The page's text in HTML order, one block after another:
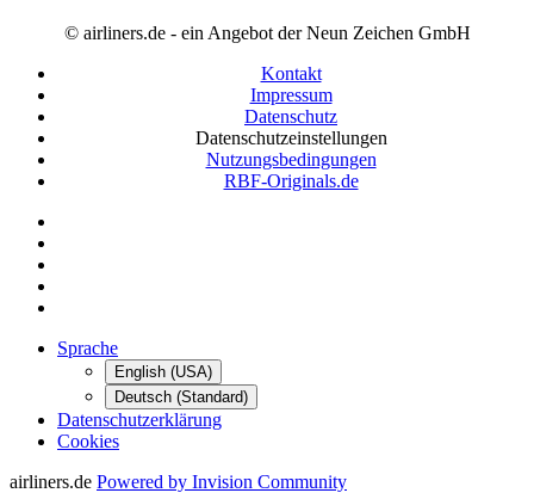
© airliners.de - ein Angebot der Neun Zeichen GmbH
Kontakt
Impressum
Datenschutz
Datenschutzeinstellungen
Nutzungsbedingungen
RBF-Originals.de
Sprache
English (USA)
Deutsch (Standard)
Datenschutzerklärung
Cookies
airliners.de Powered by Invision Community